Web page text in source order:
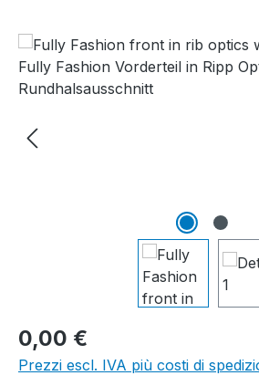
Salta la galleria di immagini
0,00 €
Prezzi escl. IVA più costi di